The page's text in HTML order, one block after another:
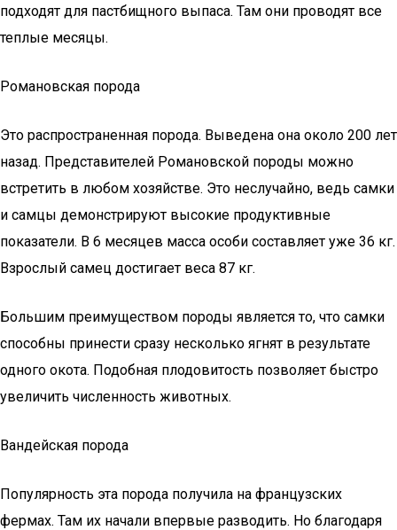
подходят для пастбищного выпаса. Там они проводят все
теплые месяцы.
Романовская порода
Это распространенная порода. Выведена она около 200 лет
назад. Представителей Романовской породы можно
встретить в любом хозяйстве. Это неслучайно, ведь самки
и самцы демонстрируют высокие продуктивные
показатели. В 6 месяцев масса особи составляет уже 36 кг.
Взрослый самец достигает веса 87 кг.
Большим преимуществом породы является то, что самки
способны принести сразу несколько ягнят в результате
одного окота. Подобная плодовитость позволяет быстро
увеличить численность животных.
Вандейская порода
Популярность эта порода получила на французских
фермах. Там их начали впервые разводить. Но благодаря